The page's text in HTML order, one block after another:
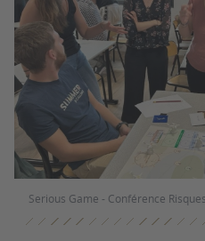
Serious Game - Conférence Risques